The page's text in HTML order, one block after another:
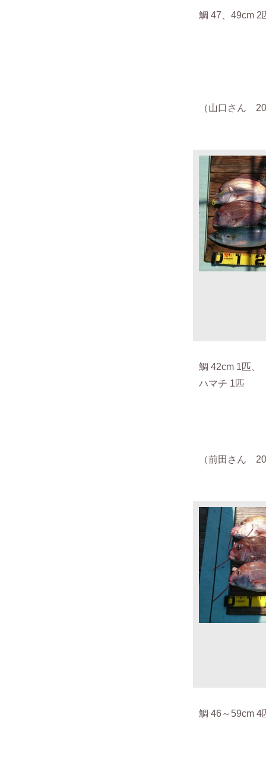
鯛 47、49cm 2
（山口さん
鯛 42cm 1匹、
ハマチ 1匹
（前田さん
鯛 46～59cm 4